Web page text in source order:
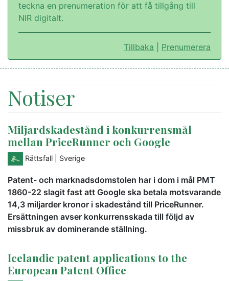
teckna en prenumeration för att få tillgång till
NIR digitalt.
Tillbaka Prenumerera
Notiser
Miljardskadestånd i konkurrensmål
mellan PriceRunner och Google
Rättsfall | Sverige
Patent- och marknadsdomstolen har i dom i mål PMT
1860-22 slagit fast att Google ska betala motsvarande
14,3 miljarder kronor i skadestånd till PriceRunner.
Ersättningen avser konkurrensskada till följd av
missbruk av dominerande ställning.
Icelandic patent applications to the
European Patent Office